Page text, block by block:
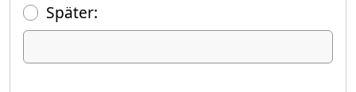
Später:(Fokus springt automatisch ins
Datum